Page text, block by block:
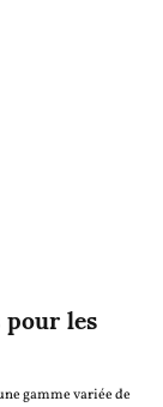
les
gamme variée de